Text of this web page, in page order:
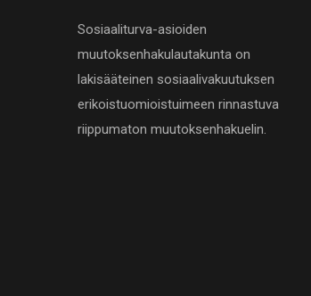
Sosiaaliturva-asioiden
muutoksenhakulautakunta on
lakisääteinen sosiaalivakuutuksen
erikoistuomioistuimeen rinnastuva
riippumaton muutoksenhakuelin.